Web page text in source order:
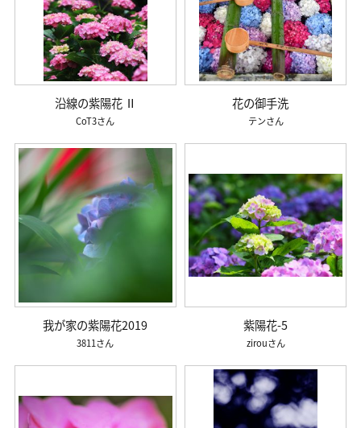
沿線の紫陽花 Ⅱ
CoT3
花の御手洗
テン
我が家の紫陽花2019
3811
紫陽花-5
zirou